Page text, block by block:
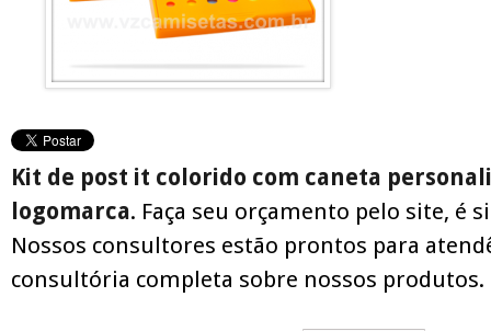
Kit de post it colorido com caneta
logomarca. Faça seu orçamento pelo site, é
Nossos consultores estão prontos para
consultória completa sobre nossos produtos.